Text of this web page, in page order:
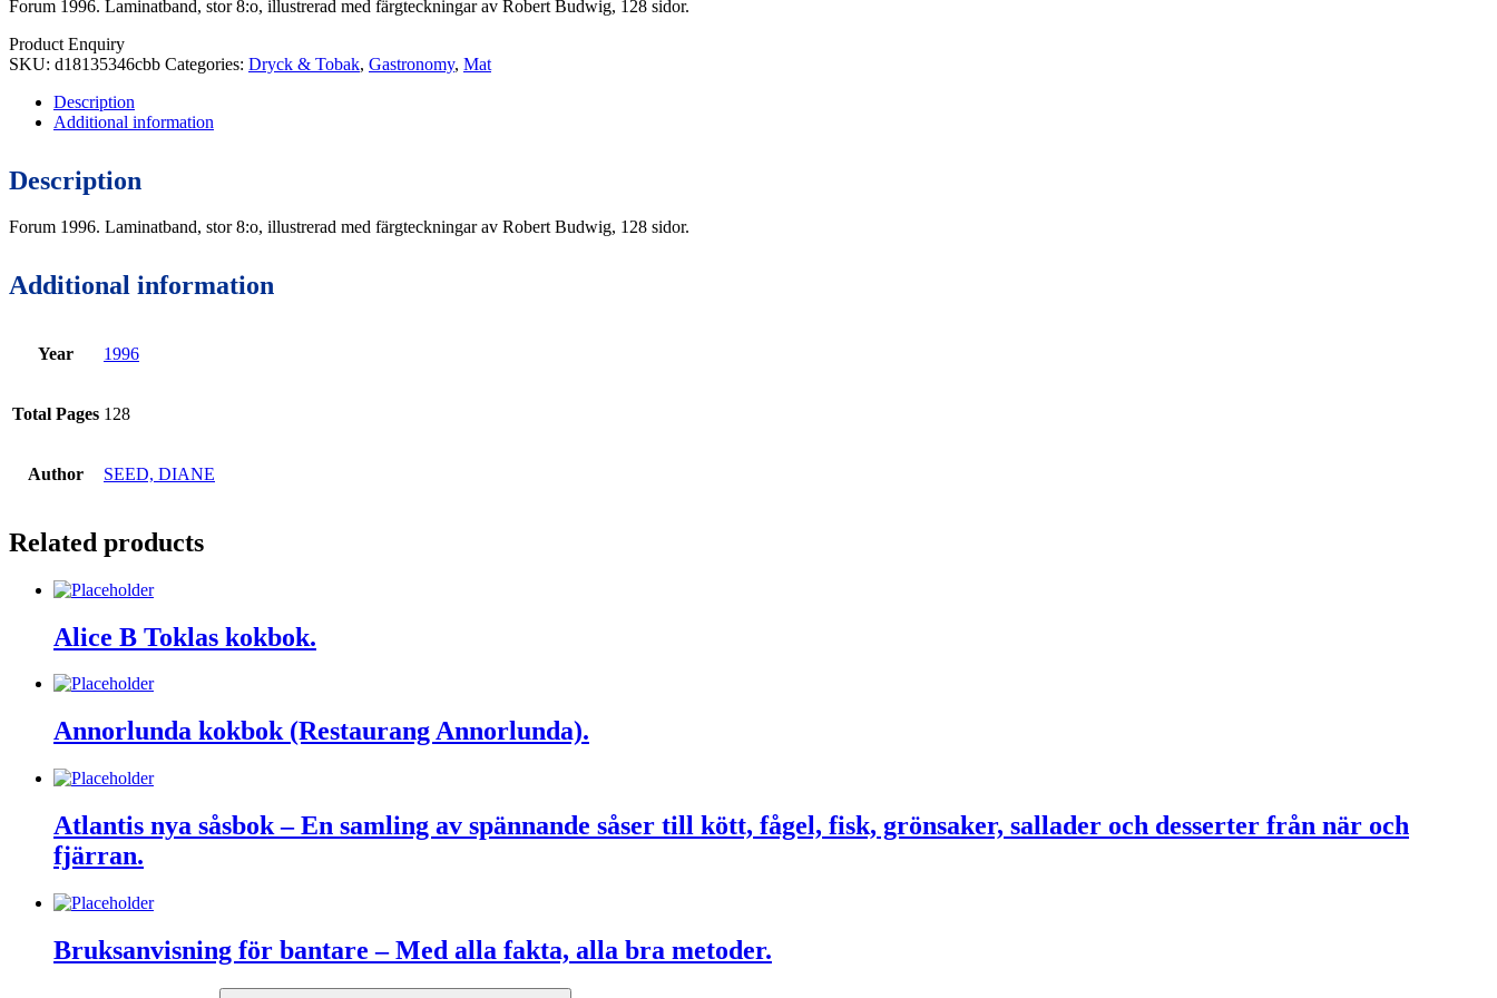
Forum 1996. Laminatband, stor 8:o, illustrerad med färgteckningar av Robert Budwig, 128 sidor.
Product Enquiry
SKU: d18135346cbb Categories: Dryck & Tobak, Gastronomy, Mat
Description
Additional information
Description
Forum 1996. Laminatband, stor 8:o, illustrerad med färgteckningar av Robert Budwig, 128 sidor.
Additional information
Year 1996
Total Pages 128
Author SEED, DIANE
Related products
Alice B Toklas kokbok.
Annorlunda kokbok (Restaurang Annorlunda).
Atlantis nya såsbok – En samling av spännande såser till kött, fågel, fisk, grönsaker, sallader och desserter från när och
fjärran.
Bruksanvisning för bantare – Med alla fakta, alla bra metoder.